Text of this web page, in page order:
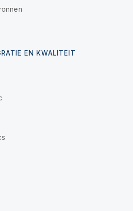
EN KWALITEIT